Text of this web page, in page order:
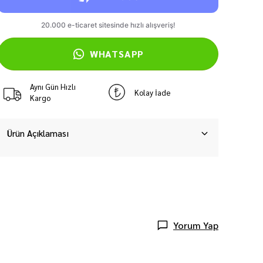
WHATSAPP
Aynı Gün Hızlı
Kargo
Kolay İade
Ürün Açıklaması
Yorum Yap